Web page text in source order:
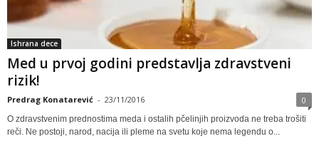
Ishrana dece
Med u prvoj godini predstavlja zdravstveni
rizik!
Predrag Konatarević - 23/11/2016 0
O zdravstvenim prednostima meda i ostalih pčelinjih proizvoda ne treba trošiti
reči. Ne postoji, narod, nacija ili pleme na svetu koje nema legendu o...